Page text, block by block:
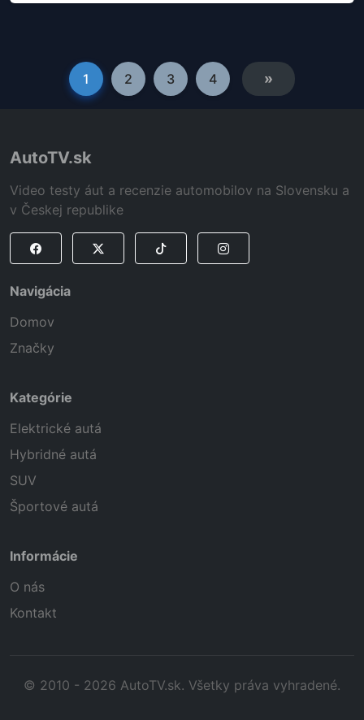
1 2 3 4 »
AutoTV.sk
Video testy áut a recenzie automobilov na Slovensku a
v Českej republike
Navigácia
Domov
Značky
Kategórie
Elektrické autá
Hybridné autá
SUV
Športové autá
Informácie
O nás
Kontakt
© 2010 - 2026 AutoTV.sk. Všetky práva vyhradené.